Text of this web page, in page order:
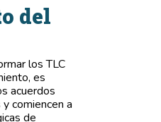
del
los TLC
es
acuerdos
comiencen a
de